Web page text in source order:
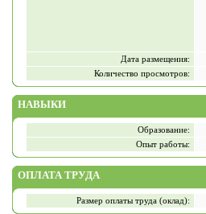
Дата размещения:
Количество просмотров:
НАВЫКИ
Образование:
Опыт работы:
ОПЛАТА ТРУДА
Размер оплаты труда (оклад):